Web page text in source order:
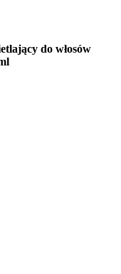
do włosów